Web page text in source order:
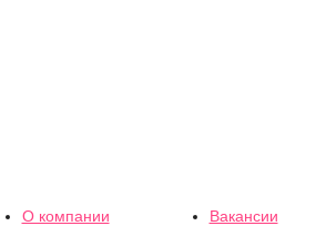
О компании
Вакансии